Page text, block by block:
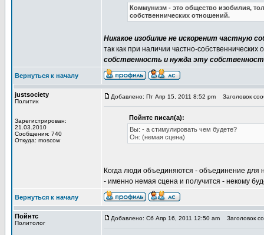
Коммунизм - это общество изобилия,
собственнических отношений.
Никакое изобилие не искоренит частную
так как при наличии частно-
собственность и нужда эту
Вернуться к началу
justsociety
Политик
Зарегистрирован:
21.03.2010
Сообщения: 740
Откуда: moscow
Добавлено: Пт Апр 15, 2011 8:52 pm Заголовок
Пойнтс писал(а):
Вы: - а стимулировать чем будете?
Он: (немая сцена)
Когда люди объединяются - объединение для
- именно немая сцена и получится - некому
Вернуться к началу
Пойнтс
Политолог
Добавлено: Сб Апр 16, 2011 12:50 am Заголовок